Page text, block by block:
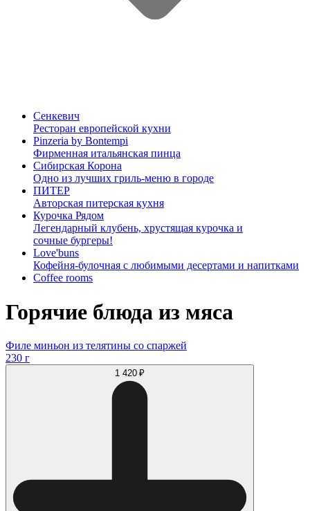
Сенкевич
Ресторан европейской кухни
Pinzeria by Bontempi
Фирменная итальянская пинца
Сибирская Корона
Одно из лучших гриль-меню в городе
ПИТЕР
Авторская питерская кухня
Курочка Рядом
Легендарный клубень, хрустящая курочка и
сочные бургеры!
Love'buns
Кофейня-булочная с любимыми десертами и напитками
Coffee rooms
Горячие блюда из мяса
Филе миньон из телятины со спаржей
230 г
1 420 ₽